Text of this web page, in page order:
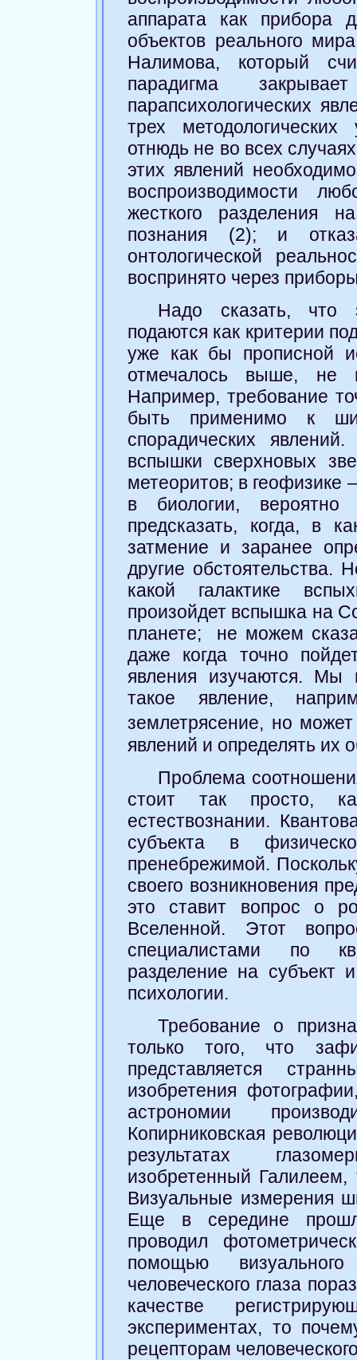
аппарата как прибора
объектов реального
Налимова, который
парадигма
парапсихологических
трех
отнюдь не во всех
этих явлений
воспроизводимости
жесткого разделения
познания (2); и
онтологической
воспринято через
Надо сказать, что
подаются как критерии
уже как бы прописной
отмечалось выше, не
Например, требование
быть применимо к
спорадических
вспышки сверхновых
метеоритов; в геофизике
в биологии,
предсказать, когда, в
затмение и заранее
другие
какой галактике
произойдет вспышка на
планете; не можем
даже когда точно
явления изучаются.
такое явление,
землетрясение, но
явлений и определять их
Проблема
стоит так просто,
естествознании.
субъекта в
пренебрежимой.
своего возникновения
это ставит вопрос о
Вселенной. Этот
специалистами по
разделение на субъект
психологии.
Требование о
только того, что
представляется
изобретения
астрономии
Копирниковская
результатах
изобретенный Галилеем,
Визуальные измерения
Еще в середине
проводил
помощью визуального
человеческого глаза
качестве
экспериментах, то
рецепторам